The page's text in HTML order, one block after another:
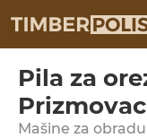
Pila za
Мašine za